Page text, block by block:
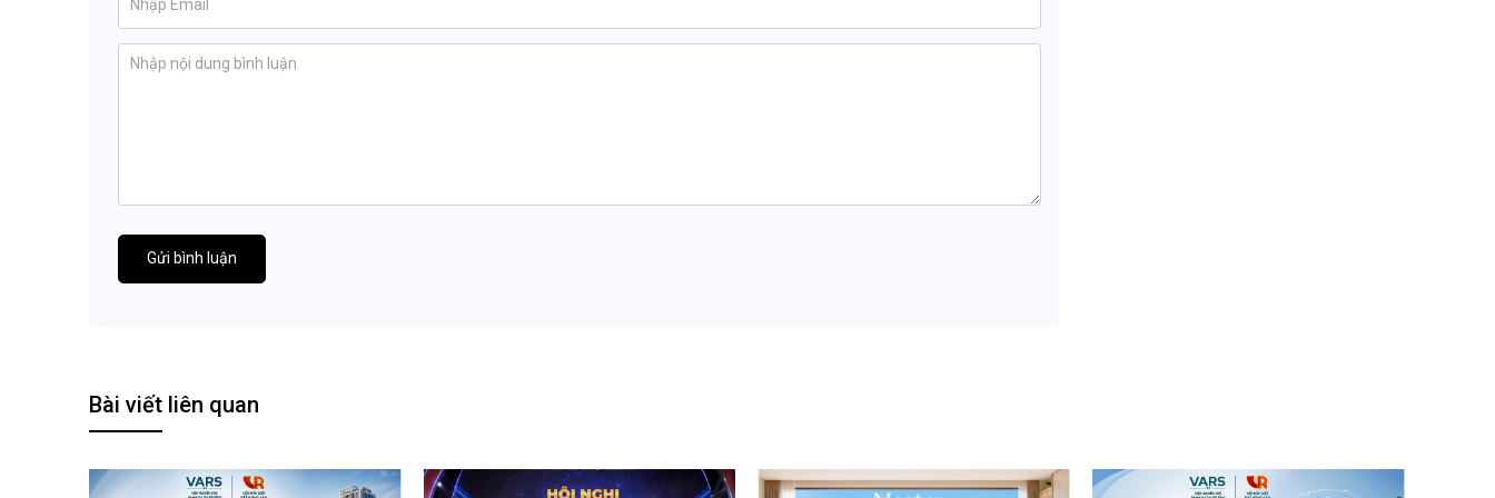
Gửi bình luận
Bài viết liên quan